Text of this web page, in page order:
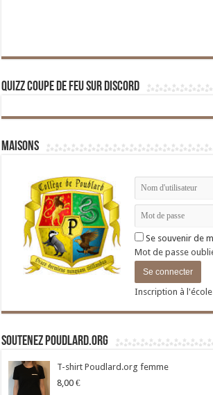
Quizz Coupe de Feu sur Discord
Maisons
Se souvenir de
Mot de passe
Inscription à l'école
Soutenez Poudlard.org
T-shirt Poudlard.org femme
8,00 €